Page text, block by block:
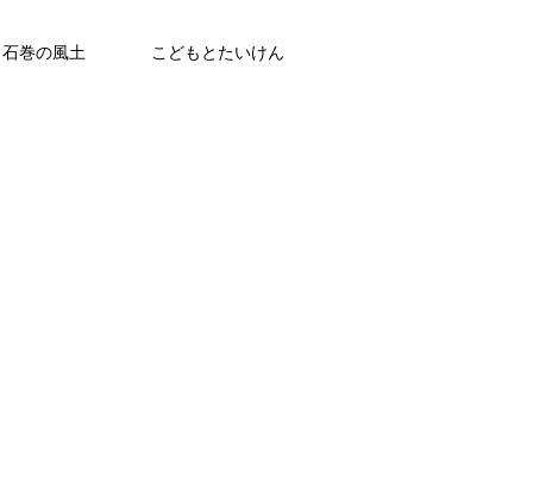
石巻の風土 こどもとたいけん